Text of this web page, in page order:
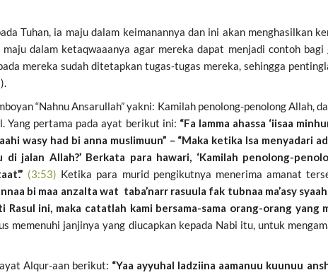
Tuhan, ia maju dalam keimanannya dan ini akan menghasilkan
dalam ketaqwaaanya agar mereka dapat menjadi contoh
mereka sudah ditetapkan tugas-tugas mereka, sehingga
“Nahnu Ansarullah” yakni: Kamilah penolong-penolong Allah,
Yang pertama pada ayat berikut ini: “Fa lamma ahassa ‘iisaa
wasy had bi anna muslimuun” – “Maka ketika Isa menyadari
jalan Allah?’ Berkata para hawari, ‘Kamilah penolong-
(3:53) Ketika para murid pengikutnya menerima amanat
bi maa anzalta wat taba’narr rasuula fak tubnaa ma’asy
ini, maka catatlah kami bersama-sama orang-orang yang
memenuhi janjinya yang diucapkan kepada Nabi itu, untuk
Alqur-aan berikut: “Yaa ayyuhal ladziina aamanuu kuunuu